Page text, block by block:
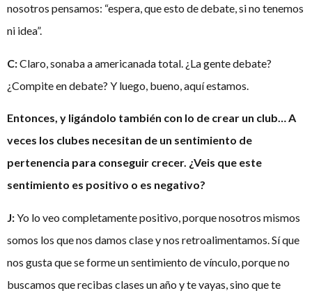
nosotros pensamos: “espera, que esto de debate, si no tenemos
ni idea”.
C:Claro, sonaba a americanada total. ¿La gente debate?
¿Compite en debate? Y luego, bueno, aquí estamos.
Entonces, y ligándolo también con lo de crear un club… A
veces los clubes necesitan de un sentimiento de
pertenencia para conseguir crecer. ¿Veis que este
sentimiento es positivo o es negativo?
J:Yo lo veo completamente positivo, porque nosotros mismos
somos los que nos damos clase y nos retroalimentamos. Sí que
nos gusta que se forme un sentimiento de vínculo, porque no
buscamos que recibas clases un año y te vayas, sino que te